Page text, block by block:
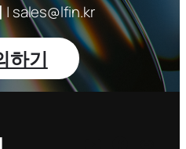
| sales@lfin.kr
하기